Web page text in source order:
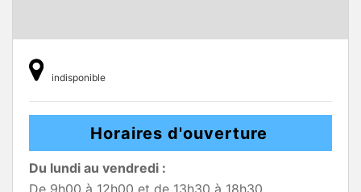
indisponible
Horaires d'ouverture
Du lundi au vendredi :
De 9h00 à 12h00 et de 13h30 à 18h30